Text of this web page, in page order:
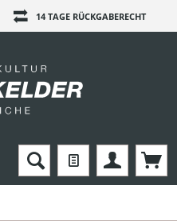
14 TAGE RÜCKGABERECHT